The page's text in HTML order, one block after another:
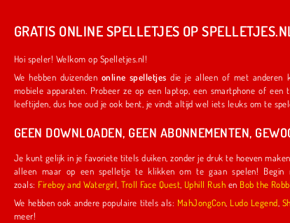
GRATIS ONLINE SPELLETJES OP
Hoi speler! Welkom op Spelletjes.nl!
We hebben duizenden online spelletjes die je alleen of met anderen kunt spelen. Ze werken ook op je favoriete
mobiele apparaten. Probeer ze op een laptop, een smartphone of een tablet. We hebben iets voor spelers van alle
leeftijden, dus hoe oud je ook bent, je vindt altijd wel iets leuks om
GEEN DOWNLOADEN, GEEN ABONNEMENTEN,
Je kunt gelijk in je favoriete titels duiken, zonder je druk te hoeven maken over downloads of abonnementen. Je hoeft
alleen maar op een spelletje te klikken om te gaan spelen! Begin met spelletjes die door ons zijn
zoals:
Fireboy and Watergirl ,Troll Face Quest Uphill Rush en Bob the
We hebben ook andere populaire titels als: MahJongCon Ludo Legend
meer!